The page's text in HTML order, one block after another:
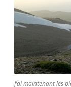
J’ai maintenant les